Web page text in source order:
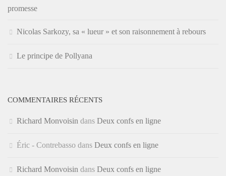
promesse
Nicolas Sarkozy, sa « lueur » et son raisonnement à rebours
Le principe de Pollyana
COMMENTAIRES RÉCENTS
Richard Monvoisin dans Deux confs en ligne
Éric - Contrebasso dans Deux confs en ligne
Richard Monvoisin dans Deux confs en ligne